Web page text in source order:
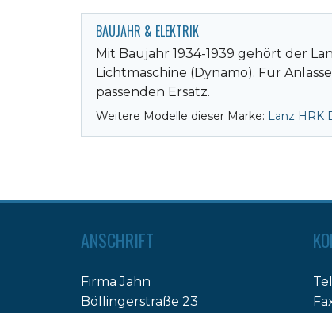
BAUJAHR & ELEKTRIK
Mit Baujahr 1934-1939 gehört der
Lichtmaschine (Dynamo). Für
passenden Ersatz.
Weitere Modelle dieser Marke: Lanz HRK
ANSCHRIFT
Firma Jahn
Böllingerstraße 23